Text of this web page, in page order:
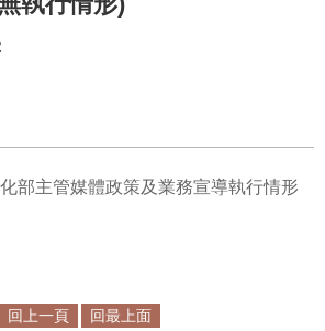
部主管媒體政策及業務宣導執行情形
回上一頁 回最上面